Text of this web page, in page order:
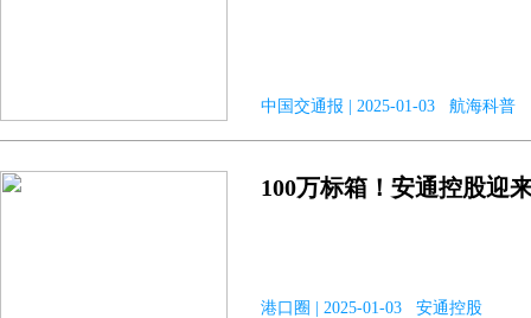
中国交通报 | 2025-01-03 航海科普
100万标箱！安通控股迎
港口圈 | 2025-01-03 安通控股